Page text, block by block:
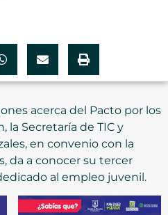
acerca del Pacto por los
la Secretaría de TIC y
en convenio con la
da a conocer su tercer
al empleo juvenil.